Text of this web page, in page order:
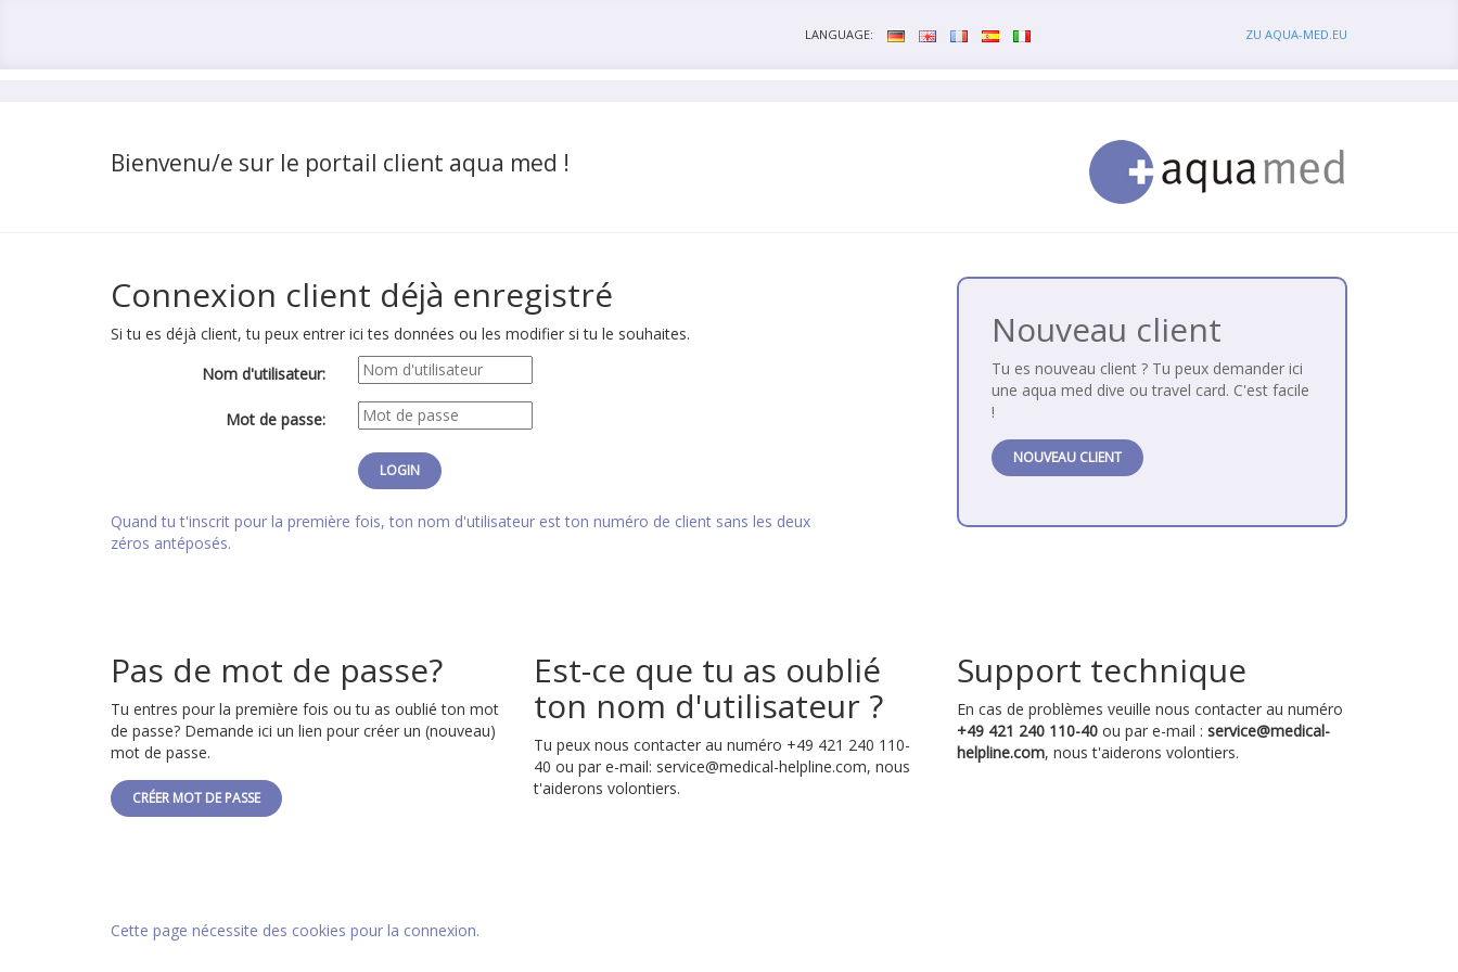
LANGUAGE: ZU AQUA-MED.EU
Bienvenu/e sur le portail client aqua med !
Connexion client déjà enregistré
Si tu es déjà client, tu peux entrer ici tes données ou les modifier si tu le souhaites.
Nom d'utilisateur:
Mot de passe:
Quand tu t'inscrit pour la première fois, ton nom d'utilisateur est ton numéro de client sans les deux
zéros antéposés.
Nouveau client
Tu es nouveau client ? Tu peux demander ici
une aqua med dive ou travel card. C'est facile
!
NOUVEAU CLIENT
Pas de mot de passe?
Tu entres pour la première fois ou tu as oublié ton mot
de passe? Demande ici un lien pour créer un (nouveau)
mot de passe.
CRÉER MOT DE PASSE
Est-ce que tu as oublié
ton nom d'utilisateur ?
Tu peux nous contacter au numéro +49 421 240 110-
40 ou par e-mail: service@medical-helpline.com, nous
t'aiderons volontiers.
Support technique
En cas de problèmes veuille nous contacter au numéro
+49 421 240 110-40 ou par e-mail : service@medical-
helpline.com, nous t'aiderons volontiers.
Cette page nécessite des cookies pour la connexion.